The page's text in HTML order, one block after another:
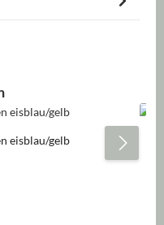
eisblau/gelb